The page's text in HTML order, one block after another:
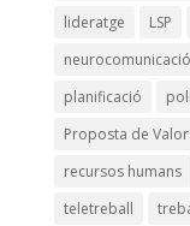
lideratge
LSP
neurocomunicació
planificació
Proposta de Valor
recursos humans
teletreball